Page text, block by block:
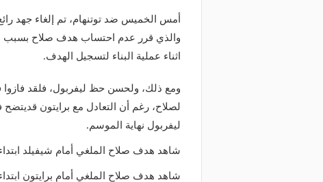
أمس الخميس ضد توتنهام، تم إلغاء جهد
والذي قرر عدم احتساب هدف صلاح بسبب
اثناء عملية البناء لتسجيل الهدف.
ومع ذلك، ولحسن حظ ليفربول، فلقد فازوا
لصلاح، رغم أن التعادل مع برايتون
ليفربول نهاية الموسم.
شاهد هدف صلاح الملغي أمام شيفيلد ابتداء
شاهد هدف صلاح الملغي أمام برايتون ابتداء